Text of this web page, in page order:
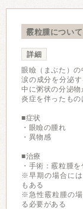
霰粒腫について
詳細
眼瞼（まぶた）の
涙の成分を分泌
中に粥状の分泌物
炎症を伴ったもの
■症状
・眼瞼の腫れ
・異物感
■治療
・手術：霰粒腫
※早期の場合には
もある
※急性霰粒腫の
る必要がある